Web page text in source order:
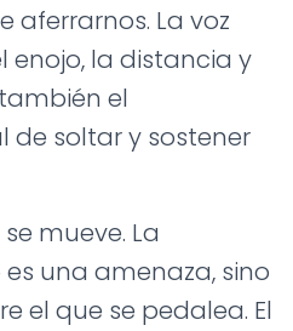
aferrarnos. La voz
enojo, la distancia y
el
soltar y sostener
mueve. La
una amenaza, sino
el que se pedalea. El